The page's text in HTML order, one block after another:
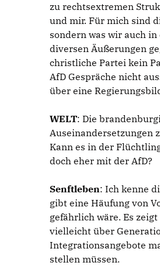
zu rechtsextremen
und mir. Für mich sind
sondern was wir auch
diversen Äußerungen
christliche Partei kein
AfD Gespräche nicht
über eine
WELT: Die
Auseinandersetzungen
Kann es in der
doch eher mit der AfD?
Senftleben: Ich kenne
gibt eine Häufung von
gefährlich wäre. Es
vielleicht über
Integrationsangebote
stellen müssen.